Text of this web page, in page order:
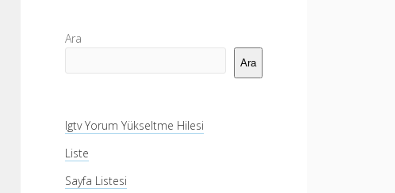
Yan
Menü
Ara
Ara
Igtv Yorum Yükseltme Hilesi
Liste
Sayfa Listesi